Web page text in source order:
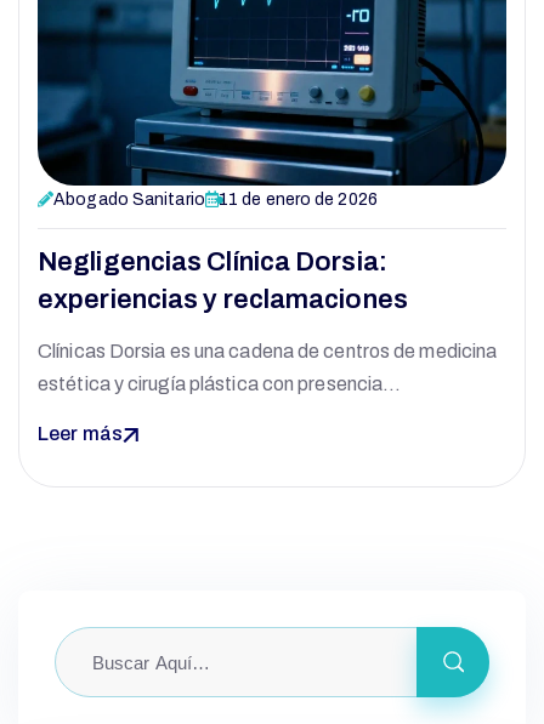
Abogado Sanitario 11 de enero de 2026
Negligencias Clínica Dorsia:
experiencias y reclamaciones
Clínicas Dorsia es una cadena de centros de medicina
estética y cirugía plástica con presencia…
Leer más